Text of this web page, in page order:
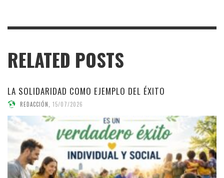
RELATED POSTS
LA SOLIDARIDAD COMO EJEMPLO DEL ÉXITO
REDACCIÓN 15/07/2026